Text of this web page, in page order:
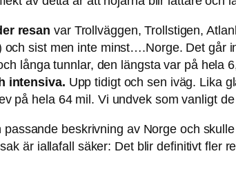
resan var Trollväggen, Trollstigen,
sist men inte minst….Norge. Det går
långa tunnlar, den längsta var på hela
intensiva. Upp tidigt och sen iväg. Lika
på hela 64 mil. Vi undvek som vanligt
passande beskrivning av Norge och
är iallafall säker: Det blir definitivt fler